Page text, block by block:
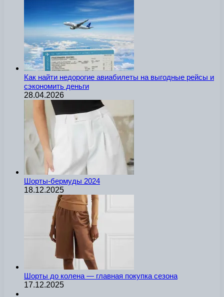
Как найти недорогие авиабилеты на выгодные рейсы и
сэкономить деньги
28.04.2026
Шорты-бермуды 2024
18.12.2025
Шорты до колена — главная покупка сезона
17.12.2025